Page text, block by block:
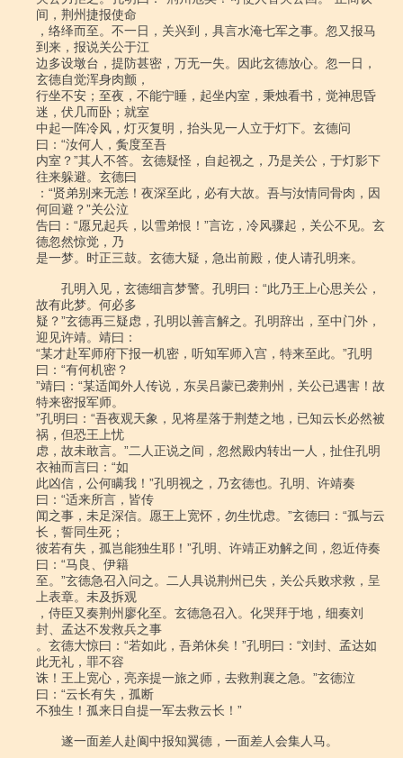
间，荆州捷报使命
，络绎而至。不一日，关兴到，具言水淹七军之事。忽又报马
到来，报说关公于江
边多设墩台，提防甚密，万无一失。因此玄德放心。忽一日，
玄德自觉浑身肉颤，
行坐不安；至夜，不能宁睡，起坐内室，秉烛看书，觉神思昏
迷，伏几而卧；就室
中起一阵冷风，灯灭复明，抬头见一人立于灯下。玄德问
曰：“汝何人，夤度至吾
内室？”其人不答。玄德疑怪，自起视之，乃是关公，于灯影下
往来躲避。玄德曰
：“贤弟别来无恙！夜深至此，必有大故。吾与汝情同骨肉，因
何回避？”关公泣
告曰：“愿兄起兵，以雪弟恨！”言讫，冷风骤起，关公不见。玄
德忽然惊觉，乃
是一梦。时正三鼓。玄德大疑，急出前殿，使人请孔明来。
孔明入见，玄德细言梦警。孔明曰：“此乃王上心思关公，
故有此梦。何必多
疑？”玄德再三疑虑，孔明以善言解之。孔明辞出，至中门外，
迎见许靖。靖曰：
“某才赴军师府下报一机密，听知军师入宫，特来至此。”孔明
曰：“有何机密？
”靖曰：“某适闻外人传说，东吴吕蒙已袭荆州，关公已遇害！故
特来密报军师。
”孔明曰：“吾夜观天象，见将星落于荆楚之地，已知云长必然被
祸，但恐王上忧
虑，故未敢言。”二人正说之间，忽然殿内转出一人，扯住孔明
衣袖而言曰：“如
此凶信，公何瞒我！”孔明视之，乃玄德也。孔明、许靖奏
曰：“适来所言，皆传
闻之事，未足深信。愿王上宽怀，勿生忧虑。”玄德曰：“孤与云
长，誓同生死；
彼若有失，孤岂能独生耶！”孔明、许靖正劝解之间，忽近侍奏
曰：“马良、伊籍
至。”玄德急召入问之。二人具说荆州已失，关公兵败求救，呈
上表章。未及拆观
，侍臣又奏荆州廖化至。玄德急召入。化哭拜于地，细奏刘
封、孟达不发救兵之事
。玄德大惊曰：“若如此，吾弟休矣！”孔明曰：“刘封、孟达如
此无礼，罪不容
诛！王上宽心，亮亲提一旅之师，去救荆襄之急。”玄德泣
曰：“云长有失，孤断
不独生！孤来日自提一军去救云长！”
遂一面差人赴阆中报知翼德，一面差人会集人马。